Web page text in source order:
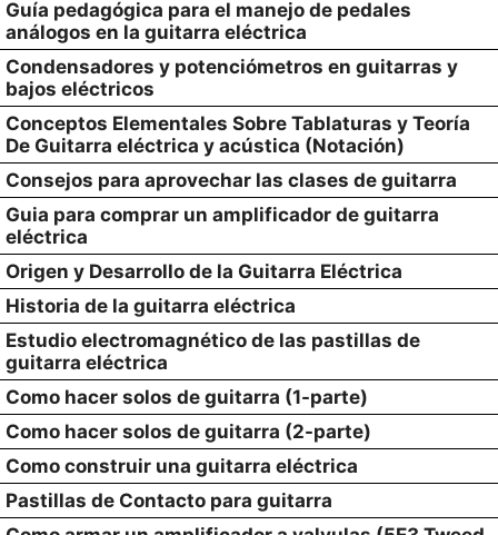
Guía pedagógica para el manejo de pedales
análogos en la guitarra eléctrica
Condensadores y potenciómetros en guitarras y
bajos eléctricos
Conceptos Elementales Sobre Tablaturas y Teoría
De Guitarra eléctrica y acústica (Notación)
Consejos para aprovechar las clases de guitarra
Guia para comprar un amplificador de guitarra
eléctrica
Origen y Desarrollo de la Guitarra Eléctrica
Historia de la guitarra eléctrica
Estudio electromagnético de las pastillas de
guitarra eléctrica
Como hacer solos de guitarra (1-parte)
Como hacer solos de guitarra (2-parte)
Como construir una guitarra eléctrica
Pastillas de Contacto para guitarra